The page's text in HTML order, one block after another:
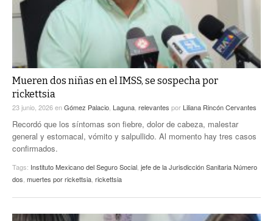
Mueren dos niñas en el IMSS, se sospecha por
rickettsia
23 junio, 2026enGómez Palacio Laguna relevantes por Liliana Rincón Cervantes
Recordó que los síntomas son fiebre, dolor de cabeza, malestar
general y estomacal, vómito y salpullido. Al momento hay tres casos
confirmados.
Tags: Instituto Mexicano del Seguro Social jefe de la Jurisdicción Sanitaria Número
dos muertes por rickettsia rickettsia